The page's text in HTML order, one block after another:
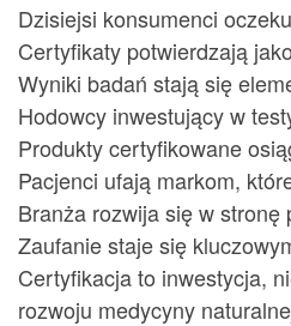
Dzisiejsi konsumenci
Certyfikaty potwierdzają
Wyniki badań stają się
Hodowcy inwestujący w
Produkty certyfikowane
Pacjenci ufają markom,
Branża rozwija się w stronę
Zaufanie staje się
Certyfikacja to inwestycja,
rozwoju medycyny